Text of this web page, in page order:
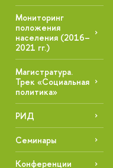
Мониторинг
положения
населения (2016–
2021 гг.)
Магистратура.
Трек «Социальная
политика»
РИД
Семинары
Конференции